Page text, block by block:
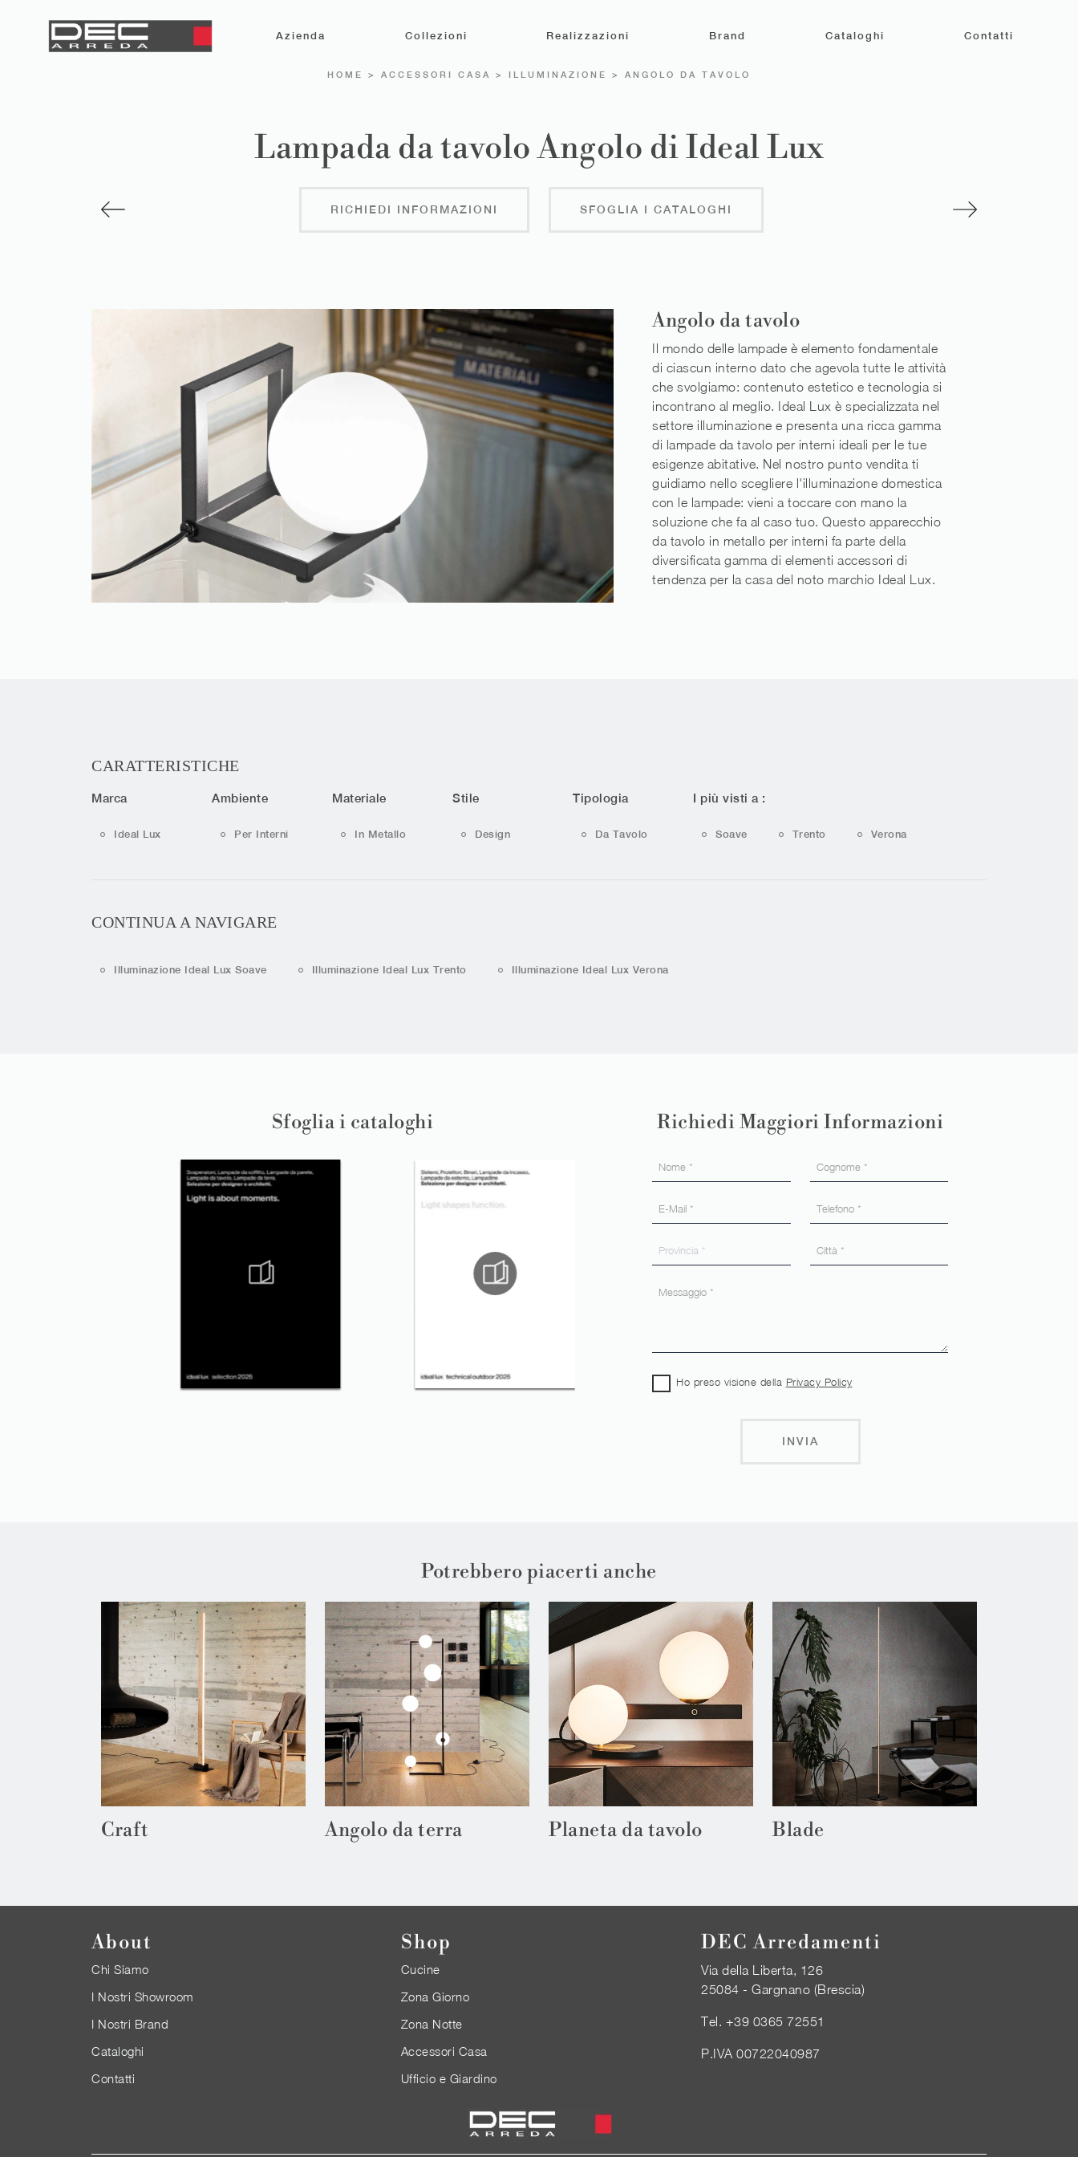
Azienda Collezioni Realizzazioni Brand Cataloghi Contatti
HOME > ACCESSORI CASA > ILLUMINAZIONE > ANGOLO DA TAVOLO
Lampada da tavolo Angolo di Ideal Lux
RICHIEDI INFORMAZIONI SFOGLIA I CATALOGHI
Angolo da tavolo
Il mondo delle lampade è elemento fondamentale
di ciascun interno dato che agevola tutte le attività
che svolgiamo: contenuto estetico e tecnologia si
incontrano al meglio. Ideal Lux è specializzata nel
settore illuminazione e presenta una ricca gamma
di lampade da tavolo per interni ideali per le tue
esigenze abitative. Nel nostro punto vendita ti
guidiamo nello scegliere l'illuminazione domestica
con le lampade: vieni a toccare con mano la
soluzione che fa al caso tuo. Questo apparecchio
da tavolo in metallo per interni fa parte della
diversificata gamma di elementi accessori di
tendenza per la casa del noto marchio Ideal Lux.
CARATTERISTICHE
Marca
Ideal Lux
Ambiente
Per Interni
Materiale
In Metallo
Stile
Design
Tipologia
Da Tavolo
I più visti a :
Soave Trento Verona
CONTINUA A NAVIGARE
Illuminazione Ideal Lux Soave Illuminazione Ideal Lux Trento Illuminazione Ideal Lux Verona
Sfoglia i cataloghi Richiedi Maggiori Informazioni
Ho preso visione della Privacy Policy
INVIA
Potrebbero piacerti anche
Craft Angolo da terra Planeta da tavolo Blade
About
Chi Siamo
I Nostri Showroom
I Nostri Brand
Cataloghi
Contatti
Shop
Cucine
Zona Giorno
Zona Notte
Accessori Casa
Ufficio e Giardino
DEC Arredamenti
Via della Liberta, 126
25084 - Gargnano (Brescia)
Tel. +39 0365 72551
P.IVA 00722040987